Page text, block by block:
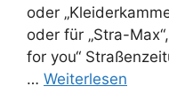
oder
oder für „Stra-
for you“
… Weiterlesen